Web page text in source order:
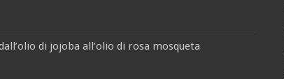
di jojoba all’olio di rosa mosqueta